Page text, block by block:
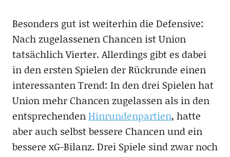
Besonders gut ist weiterhin die Defensive:
Nach zugelassenen Chancen ist Union
tatsächlich Vierter. Allerdings gibt es dabei
in den ersten Spielen der Rückrunde einen
interessanten Trend: In den drei Spielen hat
Union mehr Chancen zugelassen als in den
entsprechendenHinrundenpartien, hatte
aber auch selbst bessere Chancen und ein
bessere xG-Bilanz. Drei Spiele sind zwar noch